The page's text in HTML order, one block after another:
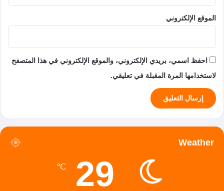
الموقع الإلكتروني
احفظ اسمي، بريدي الإلكتروني، والموقع الإلكتروني في هذا المتصفح
لاستخدامها المرة المقبلة في تعليقي.
Weather
29
℃